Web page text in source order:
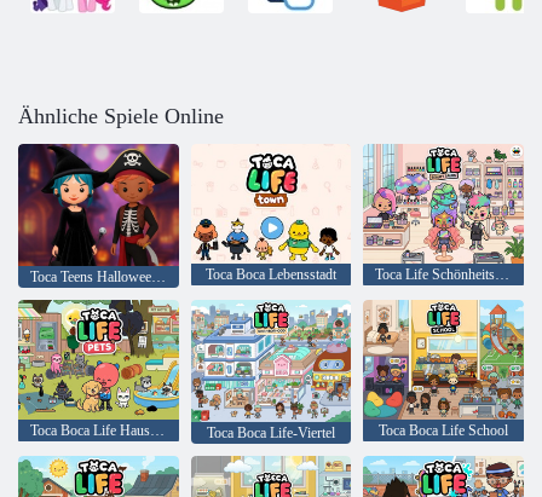
Ähnliche Spiele Online
Toca Teens Halloween-Party Toca Boca Lebensstadt Toca Life Schönheitssalon
Toca Boca Life Haustiere Toca Boca Life-Viertel Toca Boca Life School